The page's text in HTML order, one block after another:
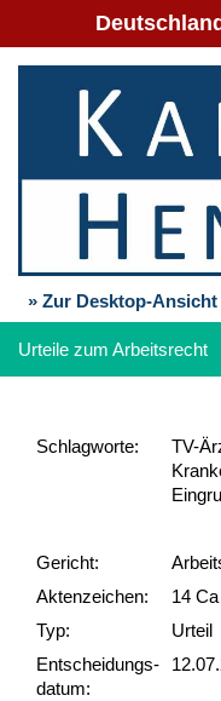
» Zur Desktop-Ansicht
Urteile zum Arbeitsrecht
Schlag­worte:
TV-
Gericht:
Akten­zeichen:
14
Typ:
Urteil
Ent­scheid­ungs­
datum: